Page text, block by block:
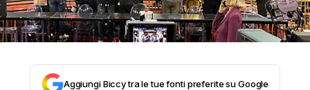
Aggiungi Biccy tra le tue fonti preferite su Google